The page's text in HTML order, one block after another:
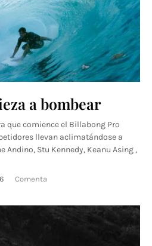
a bombear
que comience el Billabong Pro
llevan aclimatándose a
Andino, Stu Kennedy, Keanu Asing ,
Comenta